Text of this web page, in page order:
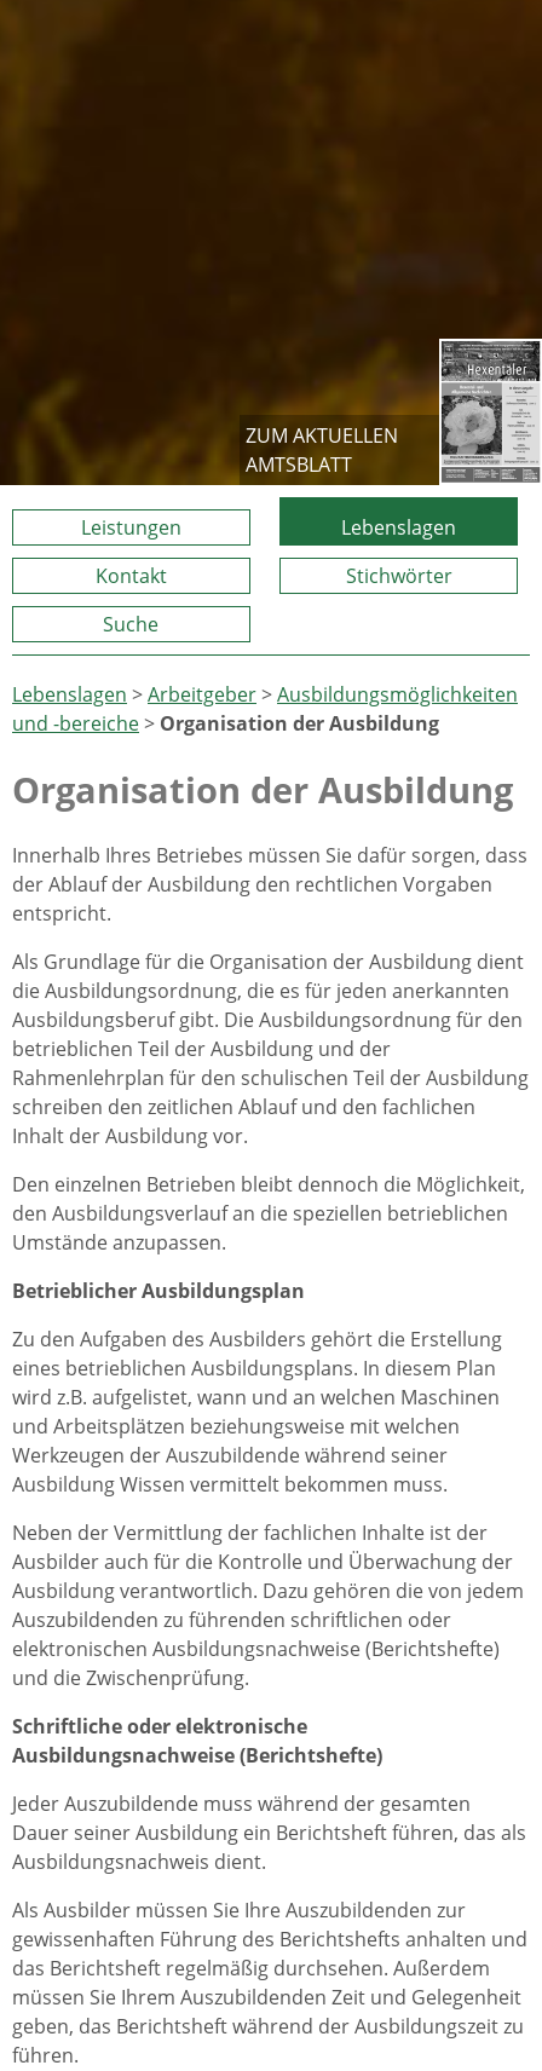
ZUM AKTUELLEN
AMTSBLATT
Leistungen
Lebenslagen
Kontakt
Stichwörter
Suche
Lebenslagen >Arbeitgeber>Ausbildungsmöglichkeiten
und -bereiche> Organisation der Ausbildung
Organisation der Ausbildung
Innerhalb Ihres Betriebes müssen Sie dafür sorgen, dass
der Ablauf der Ausbildung den rechtlichen Vorgaben
entspricht.
Als Grundlage für die Organisation der Ausbildung dient
die Ausbildungsordnung, die es für jeden anerkannten
Ausbildungsberuf gibt. Die Ausbildungsordnung für den
betrieblichen Teil der Ausbildung und der
Rahmenlehrplan für den schulischen Teil der Ausbildung
schreiben den zeitlichen Ablauf und den fachlichen
Inhalt der Ausbildung vor.
Den einzelnen Betrieben bleibt dennoch die Möglichkeit,
den Ausbildungsverlauf an die speziellen betrieblichen
Umstände anzupassen.
Betrieblicher Ausbildungsplan
Zu den Aufgaben des Ausbilders gehört die Erstellung
eines betrieblichen Ausbildungsplans. In diesem Plan
wird z.B. aufgelistet, wann und an welchen Maschinen
und Arbeitsplätzen beziehungsweise mit welchen
Werkzeugen der Auszubildende während seiner
Ausbildung Wissen vermittelt bekommen muss.
Neben der Vermittlung der fachlichen Inhalte ist der
Ausbilder auch für die Kontrolle und Überwachung der
Ausbildung verantwortlich. Dazu gehören die von jedem
Auszubildenden zu führenden schriftlichen oder
elektronischen Ausbildungsnachweise (Berichtshefte)
und die Zwischenprüfung.
Schriftliche oder elektronische
Ausbildungsnachweise (Berichtshefte)
Jeder Auszubildende muss während der gesamten
Dauer seiner Ausbildung ein Berichtsheft führen, das als
Ausbildungsnachweis dient.
Als Ausbilder müssen Sie Ihre Auszubildenden zur
gewissenhaften Führung des Berichtshefts anhalten und
das Berichtsheft regelmäßig durchsehen. Außerdem
müssen Sie Ihrem Auszubildenden Zeit und Gelegenheit
geben, das Berichtsheft während der Ausbildungszeit zu
führen.